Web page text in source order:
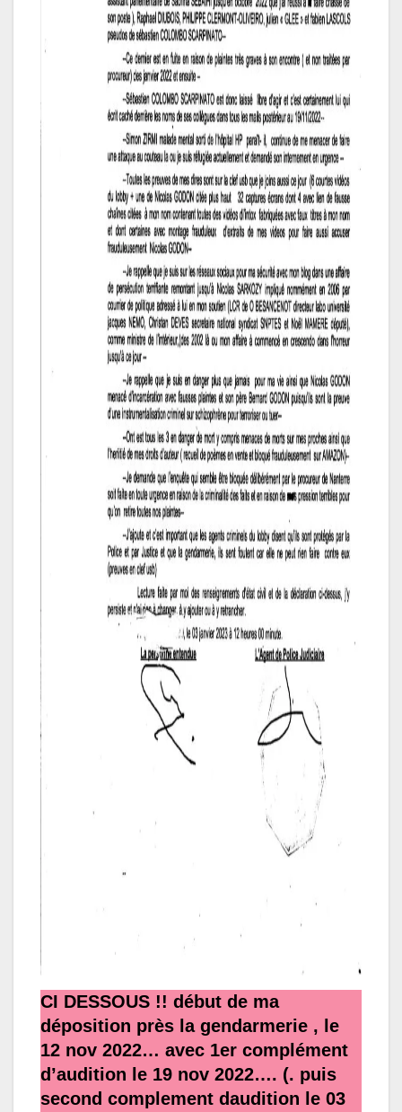
CI DESSOUS !! début de ma
déposition près la gendarmerie , le
12 nov 2022… avec 1er complément
d’audition le 19 nov 2022…. (. puis
second complement daudition le 03